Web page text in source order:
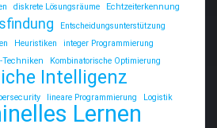
diskrete Lösungsräume Echtzeiterkennung
Entscheidungsunterstützung
Heuristiken
integer Programmierung
Techniken Kombinatorische Optimierung
Intelligenz
lineare Programmierung Logistik
Lernen